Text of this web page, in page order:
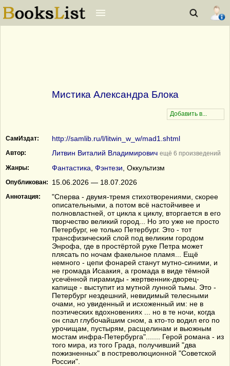
Мистика Александра Блока
СамИздат: http://samlib.ru/l/litwin_w_w/mad1.shtml
Автор: Литвин Виталий Владимирович ещё 6 произведений
Жанры:
Фантастика Фэнтези , Оккультизм
Опубликован: 15.06.2026 — 18.07.2026
Аннотация:
"Сперва - двумя-тремя стихотворениями, скорее
описательными, а потом всё настойчивее и
полновластней, от цикла к циклу, вторгается в его
творчество великий город... Но это уже не просто
Петербург, не только Петербург. Это - тот
трансфизический слой под великим городом
Энрофа, где в простёртой руке Петра может
плясать по ночам факельное пламя... Ещё
немного - цепи фонарей станут мутно-синими, и
не громада Исаакия, а громада в виде тёмной
усечённой пирамиды - жертвенник-дворец-
капище - выступит из мутной лунной тьмы. Это -
Петербург нездешний, невидимый телесными
очами, но увиденный и исхоженный им: не в
поэтических вдохновениях ... но в те ночи, когда
он спал глубочайшим сном, а кто-то водил его по
урочищам, пустырям, расщелинам и вьюжным
мостам инфра-Петербурга"....... Герой романа - из
того мира, из того Града, получивший "два
пожизненных" в постреволюционной "Советской
России".